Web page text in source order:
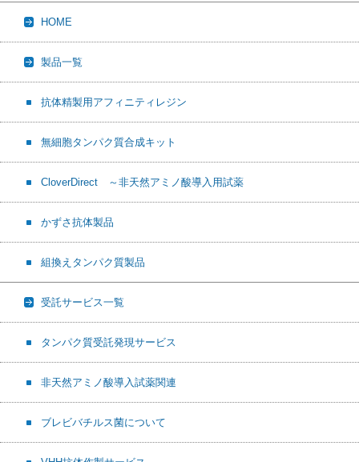
HOME
製品一覧
抗体精製用アフィニティレジン
無細胞タンパク質合成キット
CloverDirect ～非天然アミノ酸導入用試薬
かずさ抗体製品
組換えタンパク質製品
受託サービス一覧
タンパク質受託発現サービス
非天然アミノ酸導入試薬関連
ブレビバチルス菌について